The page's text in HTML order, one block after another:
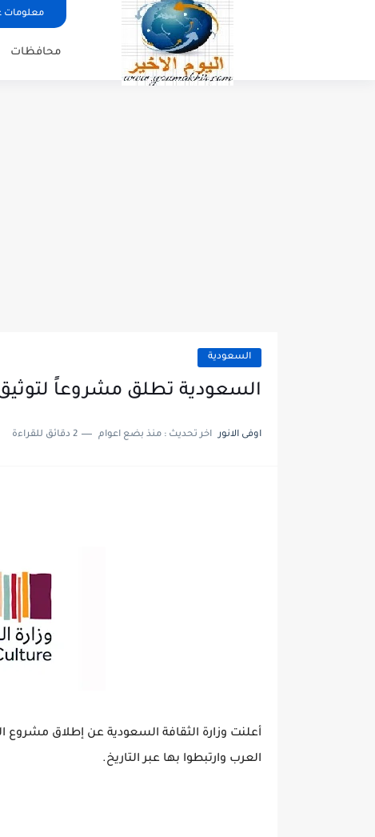
معلومات
محافظات
السعودية
السعودية تطلق مشروعاً
اوفى الانور اخر تحديث : منذ بضع اعوام 2 دقائق للقراءة
أعلنت وزارة الثقافة السعودية عن إطلاق مشروع
العرب وارتبطوا بها عبر التاريخ.